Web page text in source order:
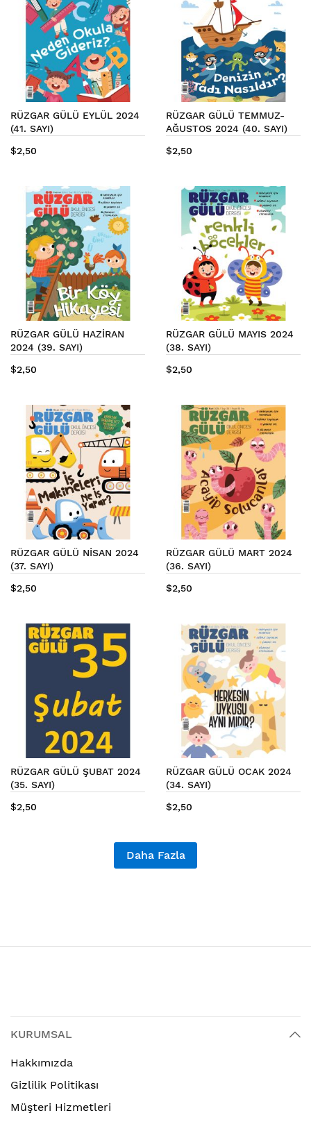
RÜZGAR GÜLÜ EYLÜL 2024
(41. SAYI)
$2,50
RÜZGAR GÜLÜ TEMMUZ-
AĞUSTOS 2024 (40. SAYI)
$2,50
RÜZGAR GÜLÜ HAZİRAN
2024 (39. SAYI)
$2,50
RÜZGAR GÜLÜ MAYIS 2024
(38. SAYI)
$2,50
RÜZGAR GÜLÜ NİSAN 2024
(37. SAYI)
$2,50
RÜZGAR GÜLÜ MART 2024
(36. SAYI)
$2,50
RÜZGAR GÜLÜ ŞUBAT 2024
(35. SAYI)
$2,50
RÜZGAR GÜLÜ OCAK 2024
(34. SAYI)
$2,50
Daha Fazla
KURUMSAL
Hakkımızda
Gizlilik Politikası
Müşteri Hizmetleri